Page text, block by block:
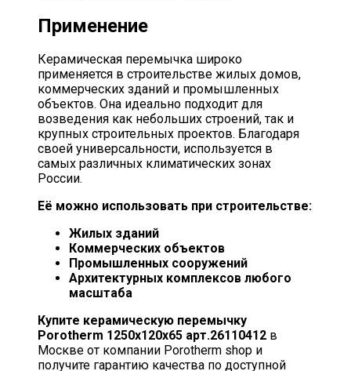
Применение
Керамическая перемычка широко
применяется в строительстве жилых домов,
коммерческих зданий и промышленных
объектов. Она идеально подходит для
возведения как небольших строений, так и
крупных строительных проектов. Благодаря
своей универсальности, используется в
самых различных климатических зонах
России.
Её можно использовать при строительстве:
Жилых зданий
Коммерческих объектов
Промышленных сооружений
Архитектурных комплексов любого
масштаба
Купите керамическую перемычку
Porotherm 1250х120х65 арт.26110412 в
Москве от компании Porotherm shop и
получите гарантию качества по доступной